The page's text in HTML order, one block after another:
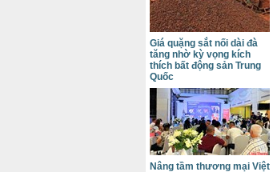
Giá quặng sắt nối dài đà
tăng nhờ kỳ vọng kích
thích bất động sản Trung
Quốc
Nâng tầm thương mại Việt